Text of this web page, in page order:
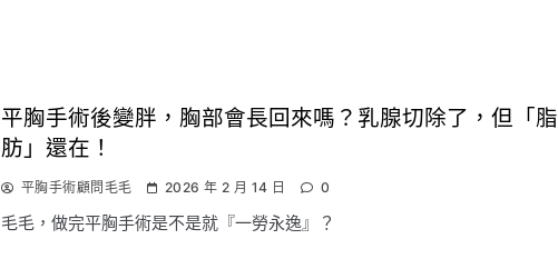
平胸手術後變胖，胸部會長回來嗎？乳腺切除了，但「脂
肪」還在！
平胸手術顧問毛毛 2026 年 2 月 14 日 0
毛毛，做完平胸手術是不是就『一勞永逸』？